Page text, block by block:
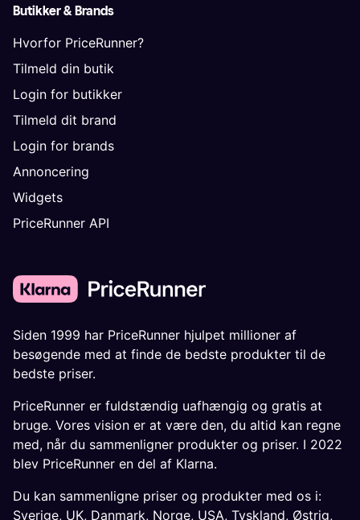
Butikker & Brands
Hvorfor PriceRunner?
Tilmeld din butik
Login for butikker
Tilmeld dit brand
Login for brands
Annoncering
Widgets
PriceRunner API
Siden 1999 har PriceRunner hjulpet millioner af
besøgende med at finde de bedste produkter til de
bedste priser.
PriceRunner er fuldstændig uafhængig og gratis at
bruge. Vores vision er at være den, du altid kan regne
med, når du sammenligner produkter og priser. I 2022
blev PriceRunner en del af Klarna.
Du kan sammenligne priser og produkter med os i:
Sverige, UK, Danmark, Norge, USA, Tyskland, Østrig,